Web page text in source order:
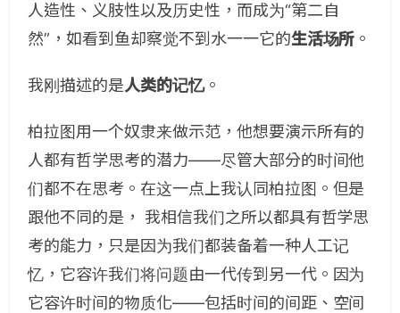
人造性、义肢性以及历史性，而成为“第二自
然”，如看到鱼却察觉不到水一一它的生活场所 。
我刚描述的是人类的记忆。
柏拉图用一个奴隶来做示范，他想要演示所有的
人都有哲学思考的潜力——尽管大部分的时间他
们都不在思考。在这一点上我认同柏拉图。但是
跟他不同的是， 我相信我们之所以都具有哲学思
考的能力，只是因为我们都装备着一种人工记
忆，它容许我们将问题由一代传到另一代。因为
它容许时间的物质化——包括时间的间距、空间